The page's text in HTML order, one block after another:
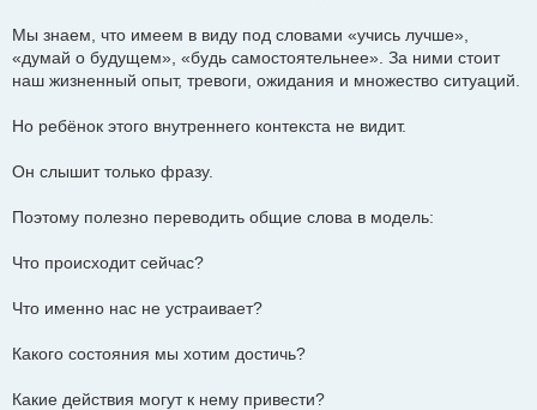
Мы знаем, что имеем в виду под словами «учись лучше»,
«думай о будущем», «будь самостоятельнее». За ними стоит
наш жизненный опыт, тревоги, ожидания и множество ситуаций.
Но ребёнок этого внутреннего контекста не видит.
Он слышит только фразу.
Поэтому полезно переводить общие слова в модель:
Что происходит сейчас?
Что именно нас не устраивает?
Какого состояния мы хотим достичь?
Какие действия могут к нему привести?